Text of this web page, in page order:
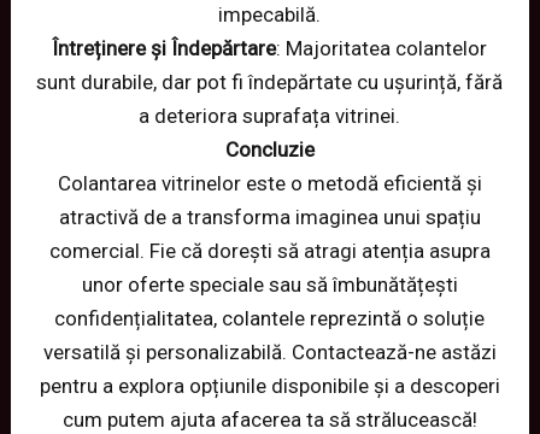
impecabilă.
Întreținere și Îndepărtare: Majoritatea colantelor
sunt durabile, dar pot fi îndepărtate cu ușurință, fără
a deteriora suprafața vitrinei.
Concluzie
Colantarea vitrinelor este o metodă eficientă și
atractivă de a transforma imaginea unui spațiu
comercial. Fie că dorești să atragi atenția asupra
unor oferte speciale sau să îmbunătățești
confidențialitatea, colantele reprezintă o soluție
versatilă și personalizabilă. Contactează-ne astăzi
pentru a explora opțiunile disponibile și a descoperi
cum putem ajuta afacerea ta să strălucească!